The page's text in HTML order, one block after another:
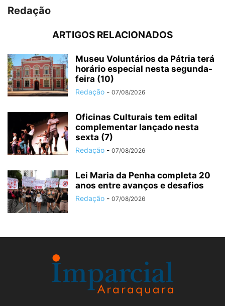
Redação
ARTIGOS RELACIONADOS
Museu Voluntários da Pátria terá
horário especial nesta segunda-
feira (10)
Redação - 07/08/2026
Oficinas Culturais tem edital
complementar lançado nesta
sexta (7)
Redação - 07/08/2026
Lei Maria da Penha completa 20
anos entre avanços e desafios
Redação - 07/08/2026